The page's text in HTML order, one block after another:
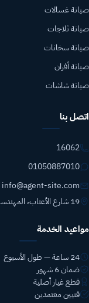
صيانة غسالات
صيانة ثلاجات
صيانة سخانات
صيانة أفران
صيانة شاشات
اتصل بنا
16062
01050887010
info@agent-site.com
19 شارع الأعناب، المهندسين، الدقي
مواعيد الخدمة
24 ساعة — طول الأسبوع
ضمان 6 شهور
قطع غيار أصلية
فنيين معتمدين